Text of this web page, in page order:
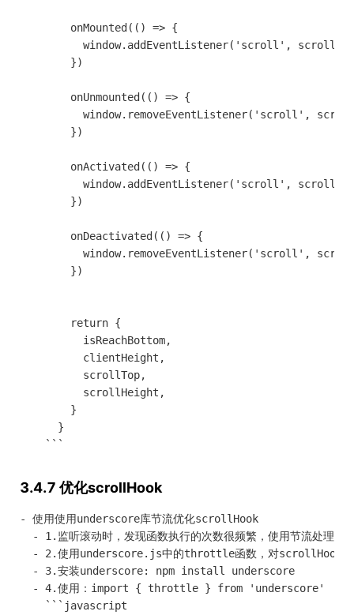
        onMounted(() => {
window.addEventListener('scroll',
        })
        onUnmounted(() => {
window.removeEventListener('scroll',
        })
        onActivated(() => {
window.addEventListener('scroll',
        })
        onDeactivated(() => {
window.removeEventListener('scroll',
        })
        return {
          isReachBottom,
          clientHeight,
          scrollTop,
          scrollHeight,
        }
      }
3.4.7 优化scrollHook
- 使用使用underscore库节流优化scrollHook
- 1.监听滚动时，发现函数执行的次数很频繁，使用节流处理，
- 2.使用underscore.js中的throttle函数，对scrollHook进
  - 3.安装underscore: npm install underscore
  - 4.使用：import { throttle } from 'underscore'
    ```javascript